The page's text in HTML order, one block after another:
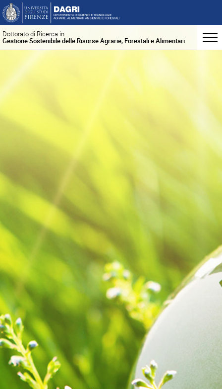
Dottorato di Ricerca in
Gestione Sostenibile delle Risorse Agrarie, Forestali e Alimentari